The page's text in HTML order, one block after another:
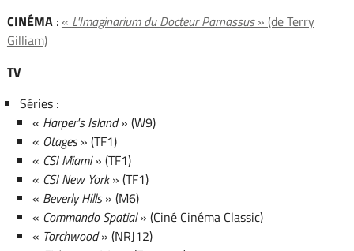
CINÉMA:« L'Imaginarium du Docteur Parnassus» (de Terry
Gilliam)
TV
Séries :
« Harper's Island» (W9)
« Otages» (TF1)
« CSI Miami» (TF1)
« CSI New York» (TF1)
« Beverly Hills» (M6)
« Commando Spatial» (Ciné Cinéma Classic)
« Torchwood» (NRJ12)